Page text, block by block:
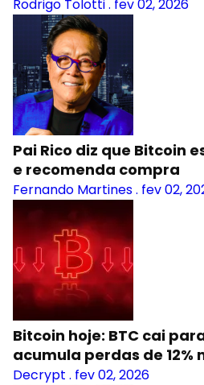
Rodrigo Tolotti. fev 02, 2026
Pai Rico diz que Bitcoin
e recomenda compra
Fernando Martines. fev 02,
Bitcoin hoje: BTC cai
acumula perdas de 12%
Decrypt . fev 02, 2026